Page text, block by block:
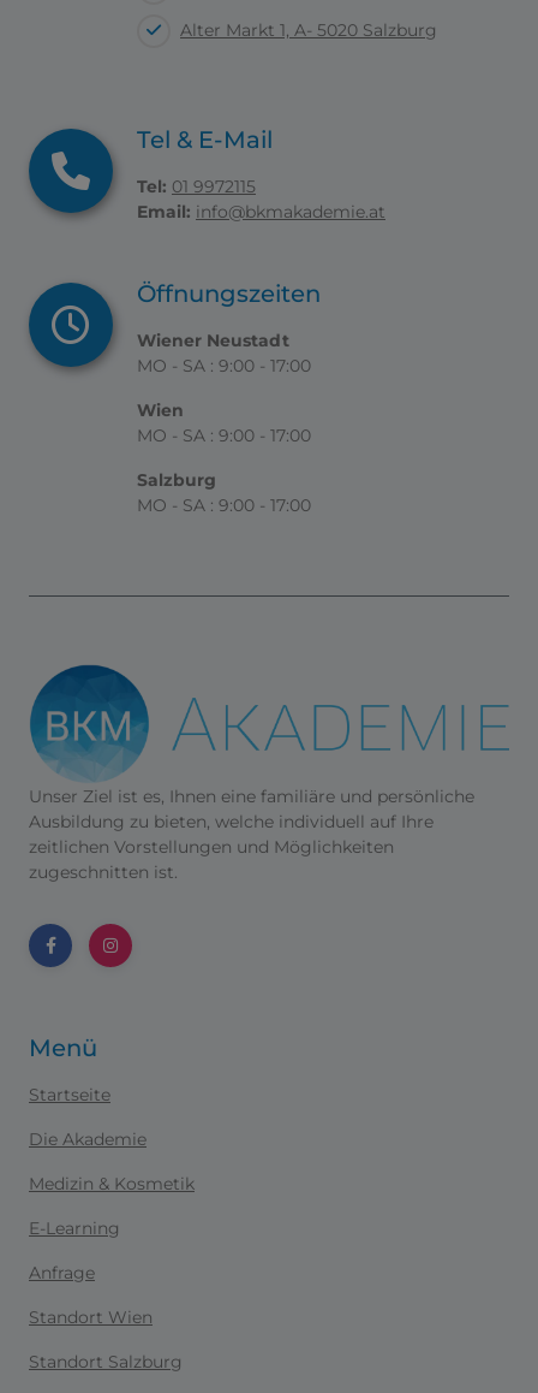
Alter Markt 1, A- 5020 Salzburg
Tel & E-Mail
Tel: 01 9972115
Email: info@bkmakademie.at
Öffnungszeiten
Wiener Neustadt
MO - SA : 9:00 - 17:00
Wien
MO - SA : 9:00 - 17:00
Salzburg
MO - SA : 9:00 - 17:00
Unser Ziel ist es, Ihnen eine familiäre und persönliche
Ausbildung zu bieten, welche individuell auf Ihre
zeitlichen Vorstellungen und Möglichkeiten
zugeschnitten ist.
Menü
Startseite
Die Akademie
Medizin & Kosmetik
E-Learning
Anfrage
Standort Wien
Standort Salzburg